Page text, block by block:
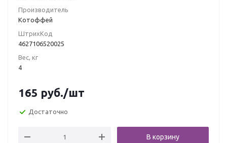
Производитель
Котоффей
ШтрихКод
4627106520025
Вес, кг
4
165 руб./шт
Достаточно
В корзину